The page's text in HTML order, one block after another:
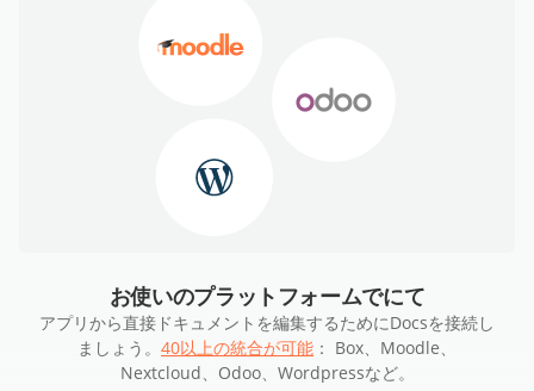
お使いのプラットフォームでにて
アプリから直接ドキュメントを編集するためにDocsを接続し
ましょう。 40以上の統合が可能 ： Box、Moodle、
Nextcloud、Odoo、Wordpressなど。